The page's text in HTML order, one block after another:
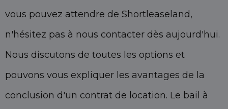
vous pouvez attendre de Shortleaseland,
n'hésitez pas à nous contacter dès aujourd'hui.
Nous discutons de toutes les options et
pouvons vous expliquer les avantages de la
conclusion d'un contrat de location. Le bail à